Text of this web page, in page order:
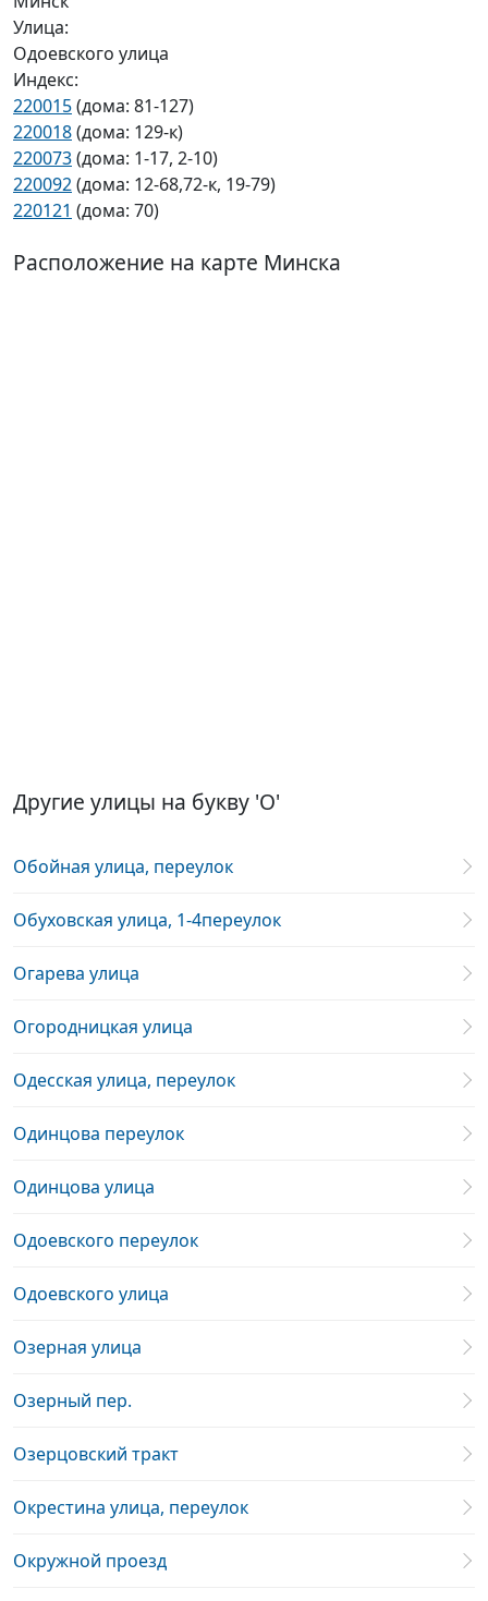
Улица:
Одоевского улица
Индекс:
220015(дома: 81-127)
220018(дома: 129-к)
220073(дома: 1-17, 2-10)
220092(дома: 12-68,72-к, 19-79)
220121 (дома: 70)
Расположение на карте Минска
Другие улицы на букву 'О'
Обойная улица, переулок
Обуховская улица, 1-4переулок
Огарева улица
Огородницкая улица
Одесская улица, переулок
Одинцова переулок
Одинцова улица
Одоевского переулок
Одоевского улица
Озерная улица
Озерный пер.
Озерцовский тракт
Окрестина улица, переулок
Окружной проезд